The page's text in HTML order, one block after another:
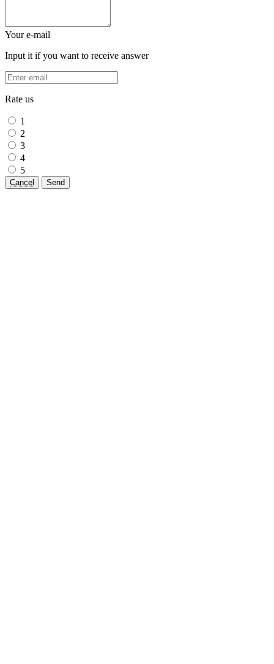
Your e-mail
Input it if you want to receive answer
Rate us
1
2
3
4
5
Cancel Send